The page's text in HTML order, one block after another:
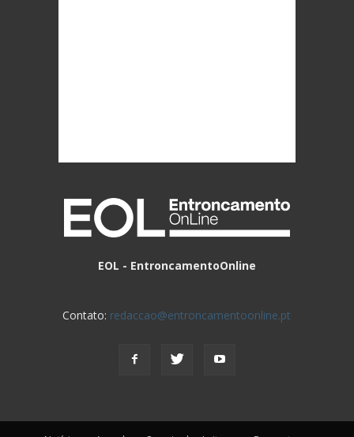
EOL - EntroncamentoOnline
Contato: redaccao@entroncamentoonline.pt